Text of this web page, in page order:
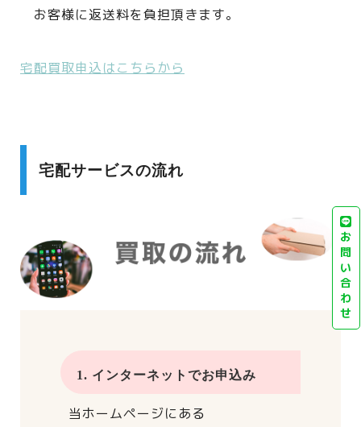
お客様に返送料を負担頂きます。
宅配買取申込はこちらから
宅配サービスの流れ
1. インターネットでお申込み
当ホームページにある
お
問
い
合
わ
せ